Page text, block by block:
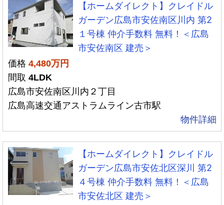
【ホームダイレクト】クレイドル
ガーデン広島市安佐南区川内 第2
１号棟 仲介手数料 無料！＜広島
市安佐南区 建売＞
価格 4,480万円
間取 4LDK
広島市安佐南区川内２丁目
広島高速交通アストラムライン古市駅
物件詳細
【ホームダイレクト】クレイドル
ガーデン広島市安佐北区深川 第2
４号棟 仲介手数料 無料！＜広島
市安佐北区 建売＞